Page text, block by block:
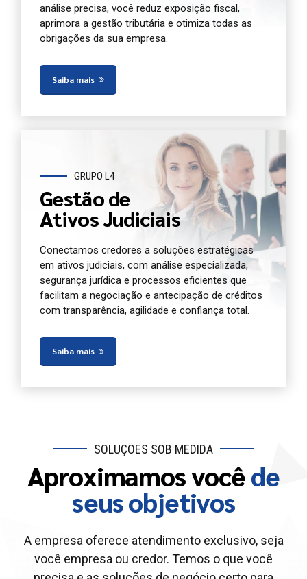
análise precisa, você reduz exposição fiscal,
aprimora a gestão tributária e otimiza todas as
obrigações da sua empresa.
Saiba mais
GRUPO L4
Gestão de
Ativos Judiciais
Conectamos credores a soluções estratégicas
em ativos judiciais, com análise especializada,
segurança jurídica e processos eficientes que
facilitam a negociação e antecipação de créditos
com transparência, agilidade e confiança total.
Saiba mais
SOLUÇÕES SOB MEDIDA
Aproximamos vocêde
seus objetivos
A empresa oferece atendimento exclusivo, seja
você empresa ou credor. Temos o que você